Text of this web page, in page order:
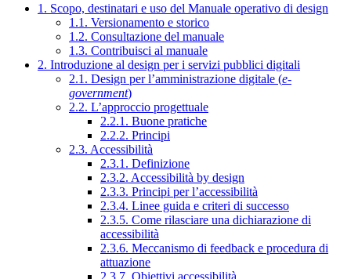
1. Scopo, destinatari e uso del Manuale operativo di design
1.1. Versionamento e storico
1.2. Consultazione del manuale
1.3. Contribuisci al manuale
2. Introduzione al design per i servizi pubblici digitali
2.1. Design per l’amministrazione digitale (e-
government)
2.2. L’approccio progettuale
2.2.1. Buone pratiche
2.2.2. Principi
2.3. Accessibilità
2.3.1. Definizione
2.3.2. Accessibilità by design
2.3.3. Principi per l’accessibilità
2.3.4. Linee guida e criteri di successo
2.3.5. Come rilasciare una dichiarazione di
accessibilità
2.3.6. Meccanismo di feedback e procedura di
attuazione
2.3.7. Obiettivi accessibilità